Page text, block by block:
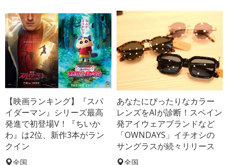
【映画ランキング】『スパ
イダーマン』シリーズ最高
発進で初登場V！『ちいか
わ』は2位、新作3本がラン
クイン
全国
あなたにぴったりなカラー
レンズをAIが診断！スペイン
発アイウェアブランドなど
「OWNDAYS」イチオシの
サングラスが続々リリース
全国